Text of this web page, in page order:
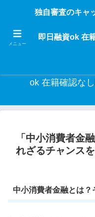
独自審査のフリーローンならビ
な入用があっても安心！融資率
日返済の１ヶ月
独自審査のキャッ
ok 在籍確認な
「中小消費者金
れざるチャンスを
中小消費者金融とは？
メニュー
独自審査のキャ
即日融資ok 在